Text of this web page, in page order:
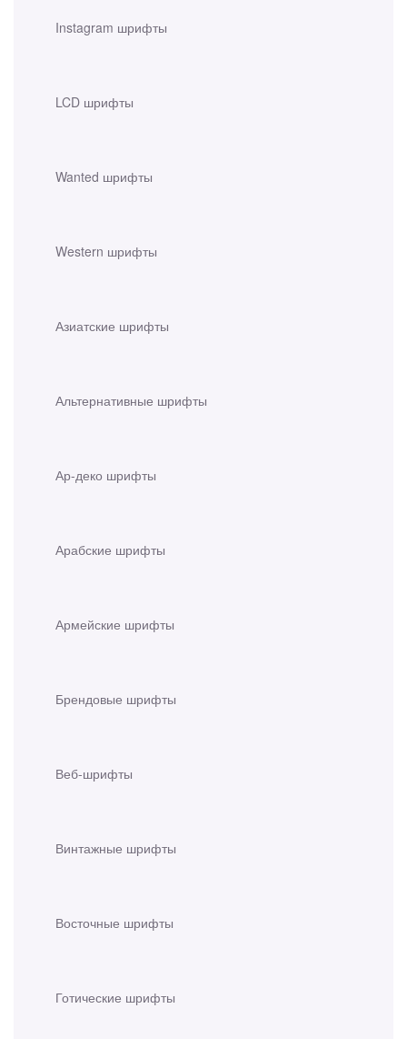
Instagram шрифты
LCD шрифты
Wanted шрифты
Western шрифты
Азиатские шрифты
Альтернативные шрифты
Ар-деко шрифты
Арабские шрифты
Армейские шрифты
Брендовые шрифты
Веб-шрифты
Винтажные шрифты
Восточные шрифты
Готические шрифты